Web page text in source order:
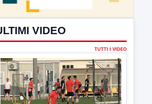
7 AGOSTO 2026
Benevento Calcio: Le scelte di
Italia
Il Benevento è pronto al debutto di Coppa
Italia. Scelte...